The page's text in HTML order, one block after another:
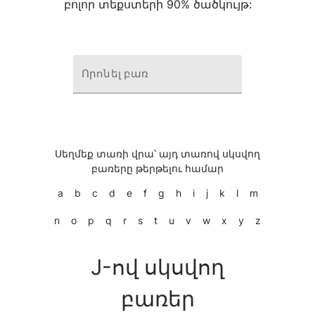
բոլոր տեքստերի 90% ծածկույթ:
Որոնել բառ
Սեղմեք տառի վրա՝ այդ տառով սկսվող
բառերը թերթելու համար
a b c d e f g h i j k l m
n o p q r s t u v w x y z
J-ով սկսվող
բառեր